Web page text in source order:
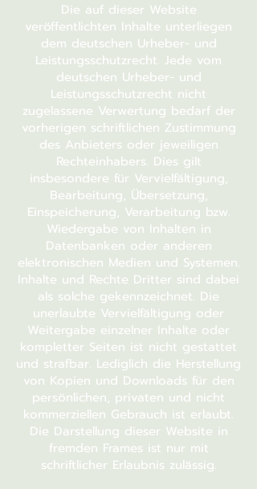
Die auf dieser Website
veröffentlichten Inhalte unterliegen
dem deutschen Urheber- und
Leistungsschutzrecht. Jede vom
deutschen Urheber- und
Leistungsschutzrecht nicht
zugelassene Verwertung bedarf der
vorherigen schriftlichen Zustimmung
des Anbieters oder jeweiligen
Rechteinhabers. Dies gilt
insbesondere für Vervielfältigung,
Bearbeitung, Übersetzung,
Einspeicherung, Verarbeitung bzw.
Wiedergabe von Inhalten in
Datenbanken oder anderen
elektronischen Medien und Systemen.
Inhalte und Rechte Dritter sind dabei
als solche gekennzeichnet. Die
unerlaubte Vervielfältigung oder
Weitergabe einzelner Inhalte oder
kompletter Seiten ist nicht gestattet
und strafbar. Lediglich die Herstellung
von Kopien und Downloads für den
persönlichen, privaten und nicht
kommerziellen Gebrauch ist erlaubt.
Die Darstellung dieser Website in
fremden Frames ist nur mit
schriftlicher Erlaubnis zulässig.